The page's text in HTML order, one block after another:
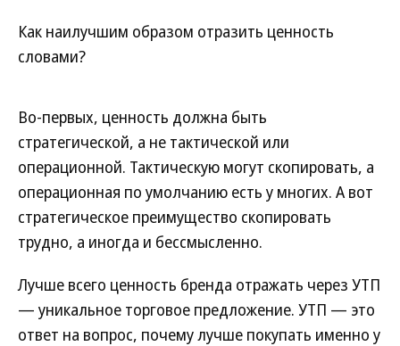
Как наилучшим образом отразить ценность
словами?
Во-первых, ценность должна быть
стратегической, а не тактической или
операционной. Тактическую могут скопировать, а
операционная по умолчанию есть у многих. А вот
стратегическое преимущество скопировать
трудно, а иногда и бессмысленно.
Лучше всего ценность бренда отражать через УТП
— уникальное торговое предложение. УТП — это
ответ на вопрос, почему лучше покупать именно у